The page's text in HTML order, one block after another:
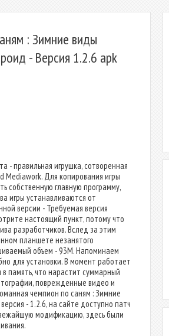
: Зимние виды
- Версия 1.2.6 apk
- правильная игрушка, сотворенная
Для копирования игры
собственную главную программу,
игры устанавливаются от
версии - Требуемая версия
настоящий пункт, потому что
разработчиков. Вслед за этим
планшете незанятого
объем - 93M. Напоминаем
для установки. В момент работает
память, что нарастит суммарный
поврежденные видео и
чемпион по саням : Зимние
- 1.2.6, на сайте доступно патч
модификацию, здесь были